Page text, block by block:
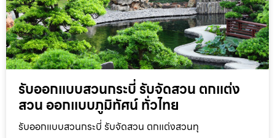
รับออกแบบสวนกระบี่ รับจัดสวน ตกแต่ง
สวน ออกแบบภูมิทัศน์ ทั่วไทย
รับออกแบบสวนกระบี่ รับจัดสวน ตกแต่งสวนทุ